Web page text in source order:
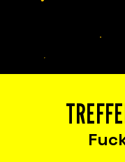
Erleben